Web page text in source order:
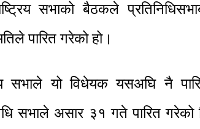
सभाको बैठकले
पारित गरेको हो।
सभाले यो विधेयक यसअघि नै
सभाले असार ३१ गते पारित गरेको